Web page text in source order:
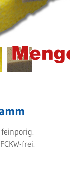
frei.